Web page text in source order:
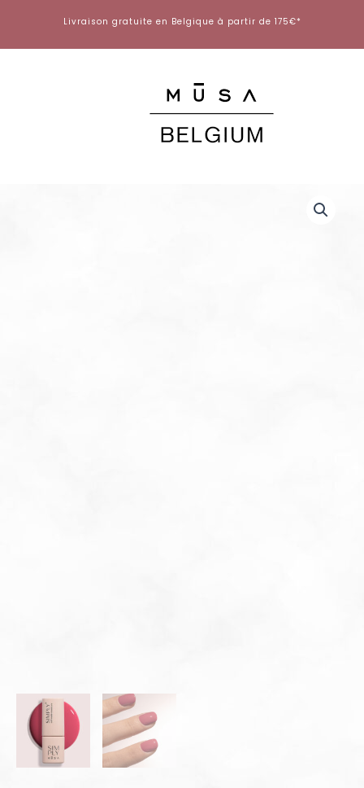
contenu
Livraison gratuite en Belgique à partir de 175€*